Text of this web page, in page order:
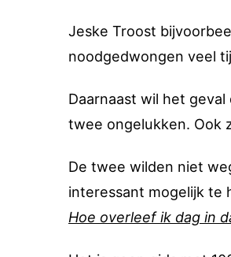
Jeske Troost
noodgedwongen veel
Daarnaast wil het
twee ongelukken. Ook
De twee wilden niet
interessant mogelijk te
Hoe overleef ik dag in